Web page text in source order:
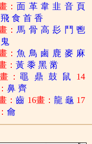
： 面 革 韋 韭 音 頁
飛 食 首 香
：馬 骨 高 髟 鬥 鬯
鬼
：魚 鳥 鹵 鹿 麥 麻
：黃 黍 黑 黹
： 黽 鼎 鼓 鼠
14
鼻 齊
：齒 16畫： 龍 龜 17
龠